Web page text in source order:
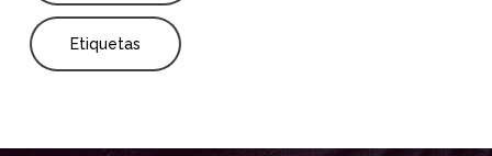
Etiquetas